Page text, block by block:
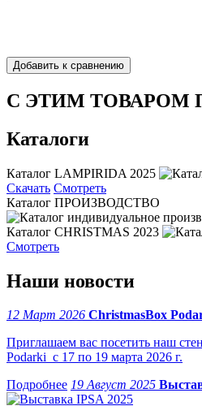
С ЭТИМ ТОВАРОМ
Каталоги
Каталог LAMPIRIDA 2025
Скачать Смотреть
Каталог ПРОИЗВОДСТВО
Каталог CHRISTMAS 2023
Смотреть
Наши новости
12 Март 2026 ChristmasBox
Приглашаем вас посетить наш
Podarki с 17 по 19 марта 2026 г.
19 Август 2025